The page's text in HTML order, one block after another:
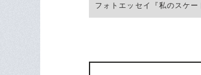
フォトエッセイ『私のスケ